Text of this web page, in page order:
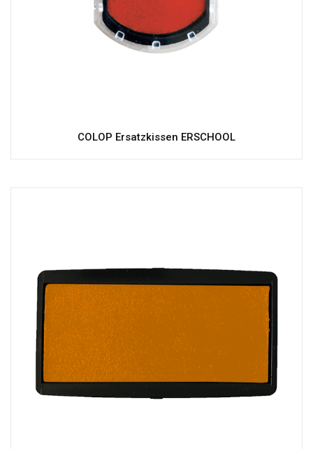
COLOP Ersatzkissen ERSCHOOL